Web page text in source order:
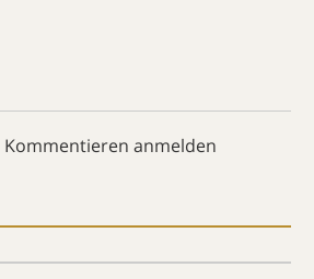
Kommentieren anmelden